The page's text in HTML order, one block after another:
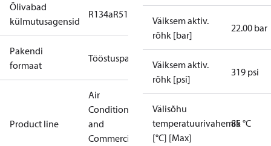
Õlivabad
külmutusagensid
R134aR513A
Pakendi
formaat
Tööstuspakend
Product line
Air
Conditioning
and
Commercial
Väiksem aktiv.
rõhk [bar]
22.00 bar
Väiksem aktiv.
rõhk [psi]
319 psi
Välisõhu
temperatuurivahemik
[°C] [Max]
85 °C